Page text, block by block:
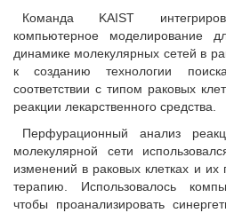
Команда KAIST
компьютерное моделирование
динамике молекулярных сетей в
к созданию технологии
соответствии с типом раковых
реакции лекарственного средства.
Перфурационный анализ
молекулярной сети
изменений в раковых клетках и
терапию. Использовалось
чтобы проанализировать